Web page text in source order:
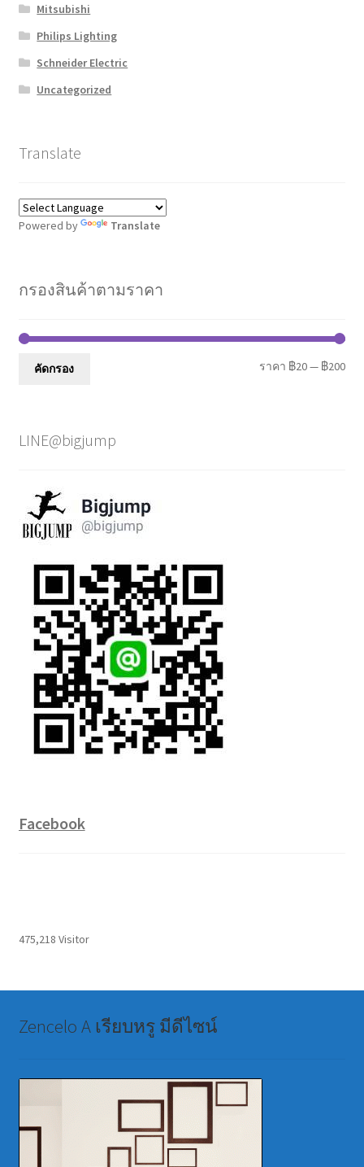
Mitsubishi
Philips Lighting
Schneider Electric
Uncategorized
Translate
Powered by Translate
กรองสินค้าตามราคา
รา
รา
คัดกรอง ราคา ฿20— ฿200
LINE@bigjump
Facebook
475,218 Visitor
Zencelo A เรียบหรู มีดีไซน์